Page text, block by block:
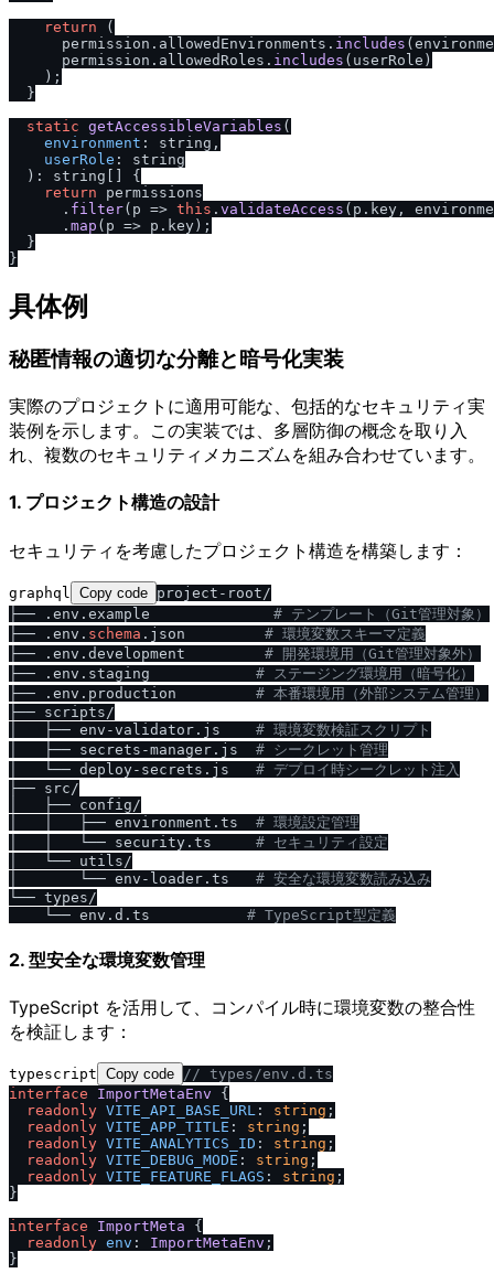
return (
      permission.
allowedEnvironments . includes
      permission.
allowedRoles . includes (userRole)
    );
  }
static getAccessibleVariables (
environment : string,
userRole : string
  ): string[] {
return permissions
      .
filter( p => this . validateAccess (p. key ,
      .
map ( p => p. key);
  }
具体例
秘匿情報の適切な分離と暗号化実装
実際のプロジェクトに適用可能な、包括的なセキュリティ実
装例を示します。この実装では、多層防御の概念を取り入
れ、複数のセキュリティメカニズムを組み合わせています。
1. プロジェクト構造の設計
セキュリティを考慮したプロジェクト構造を構築します：
graphql Copy code project-root/
├── .env.example # テンプレート（Git管理対象）
├── .env. schema .json # 環境変数スキーマ定義
├── .env.development # 開発環境用（Git管理対象外）
├── .env.staging # ステージング環境用（暗号化）
├── .env.production # 本番環境用（外部システム管理）
├── scripts/
│   ├── env-validator.js # 環境変数検証スクリプト
│   ├── secrets-manager.js # シークレット管理
│   └── deploy-secrets.js # デプロイ時シークレット注入
├── src/
│   ├── config/
│   │   ├── environment.ts # 環境設定管理
│   │   └── security.ts # セキュリティ設定
│   └── utils/
│       └── env-loader.ts # 安全な環境変数読み込み
└── types/
    └── env.d.ts
# TypeScript型定義
2. 型安全な環境変数管理
TypeScript を活用して、コンパイル時に環境変数の整合性
を検証します：
typescript Copy code // types/env.d.ts
interface
ImportMetaEnv {
readonly VITE_API_BASE_URL : string ;
readonly VITE_APP_TITLE : string ;
readonly VITE_ANALYTICS_ID : string ;
readonly VITE_DEBUG_MODE : string ;
readonly VITE_FEATURE_FLAGS : string ;
}
interface
ImportMeta {
readonly env : ImportMetaEnv ;
}